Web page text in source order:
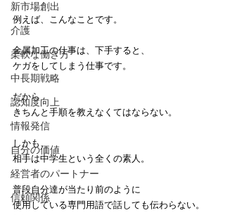
新市場創出
介護
柔軟な働き方
中長期戦略
認知度向上
情報発信
自分の価値
経営者のパートナー
信頼関係
例えば、こんなことです。
金属加工の仕事は、下手すると、
ケガをしてしまう仕事です。
だから
きちんと手順を教えなくてはならない。
しかも、
相手は中学生という全くの素人。
普段自分達が当たり前のように
使用している専門用語で話しても伝わらない。